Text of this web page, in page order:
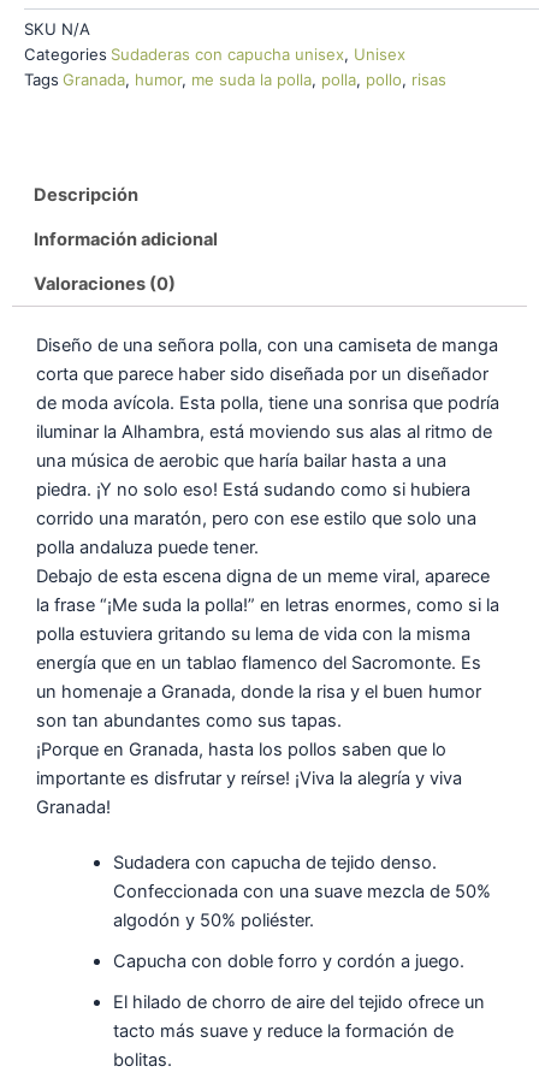
SKU N/A
Categories Sudaderas con capucha unisex, Unisex
Tags Granada, humor, me suda la polla, polla, pollo, risas
Descripción
Información adicional
Valoraciones (0)
Diseño de una señora polla, con una camiseta de manga
corta que parece haber sido diseñada por un diseñador
de moda avícola. Esta polla, tiene una sonrisa que podría
iluminar la Alhambra, está moviendo sus alas al ritmo de
una música de aerobic que haría bailar hasta a una
piedra. ¡Y no solo eso! Está sudando como si hubiera
corrido una maratón, pero con ese estilo que solo una
polla andaluza puede tener.
Debajo de esta escena digna de un meme viral, aparece
la frase “¡Me suda la polla!” en letras enormes, como si la
polla estuviera gritando su lema de vida con la misma
energía que en un tablao flamenco del Sacromonte. Es
un homenaje a Granada, donde la risa y el buen humor
son tan abundantes como sus tapas.
¡Porque en Granada, hasta los pollos saben que lo
importante es disfrutar y reírse! ¡Viva la alegría y viva
Granada!
Sudadera con capucha de tejido denso.
Confeccionada con una suave mezcla de 50%
algodón y 50% poliéster.
Capucha con doble forro y cordón a juego.
El hilado de chorro de aire del tejido ofrece un
tacto más suave y reduce la formación de
bolitas.